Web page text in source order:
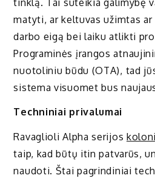
matyti, ar keltuvas užimtas
darbo eigą bei laiku atlikti
Programinės įrangos
nuotoliniu būdu (OTA), tad
sistema visuomet bus
Techniniai privalumai
Ravaglioli Alpha serijos
taip, kad būtų itin patvarūs,
naudoti. Štai pagrindiniai